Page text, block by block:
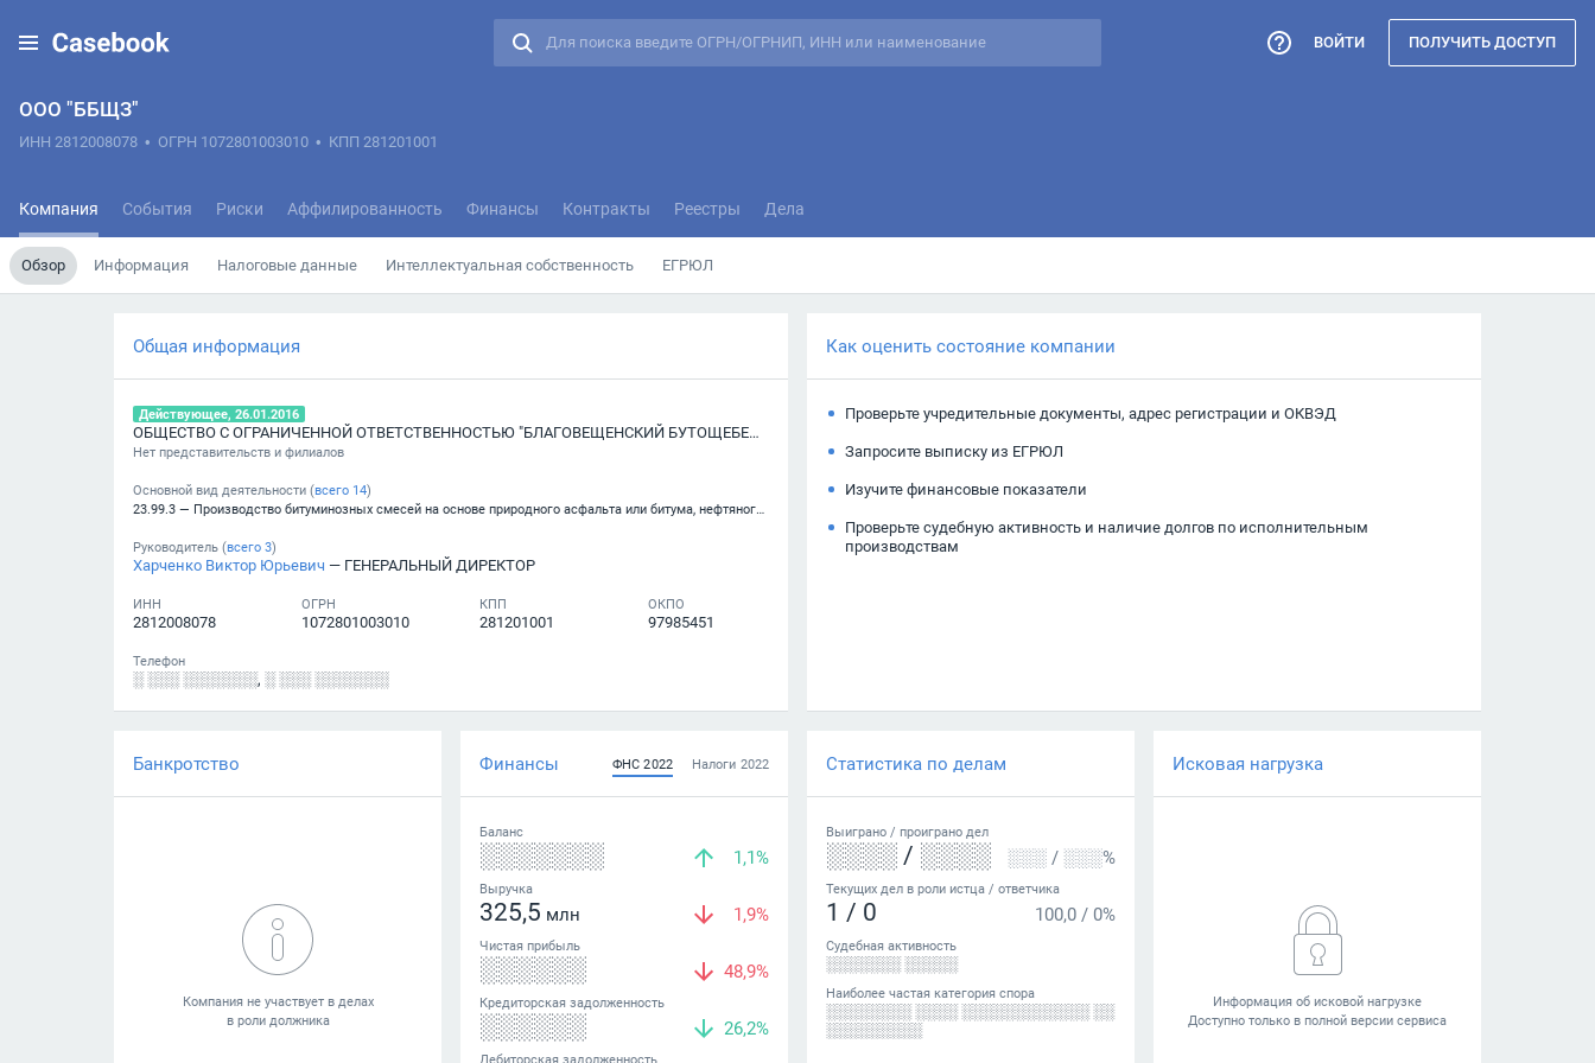
ООО "ББЩЗ"
ИНН 2812008078 • ОГРН 1072801003010 • КПП 281201001
Компания События Риски Аффилированность Финансы Контракты Реестры Дела
Обзор Информация Налоговые данные Интеллектуальная собственность ЕГРЮЛ
ВОЙТИ ПОЛУЧИТЬ ДОСТУП
Общая информация
Действующее, 26.01.2016
ОБЩЕСТВО С ОГРАНИЧЕННОЙ ОТВЕТСТВЕННОСТЬЮ "БЛАГОВЕЩЕНСКИЙ БУТОЩЕБЕНОЧНЫЙ ЗАВОД"
Нет представительств и филиалов
Основной вид деятельности (всего 14)
23.99.3 — Производство битуминозных смесей на основе природного асфальта или битума, нефтяного битума, минеральных смол или их пеков
Руководитель (всего 3)
Харченко Виктор Юрьевич — ГЕНЕРАЛЬНЫЙ ДИРЕКТОР
ИНН
2812008078
ОГРН
1072801003010
КПП
281201001
ОКПО
97985451
Телефон
░ ░░░ ░░░░░░░, ░ ░░░ ░░░░░░░
Как оценить состояние компании
Проверьте учредительные документы, адрес регистрации и ОКВЭД
Запросите выписку из ЕГРЮЛ
Изучите финансовые показатели
Проверьте судебную активность и наличие долгов по исполнительным
производствам
Банкротство Финансы ФНС 2022 Налоги 2022
Баланс
░░░░░░░ 1,1%
Выручка
325,5 млн 1,9%
Чистая прибыль
░░░░░░ 48,9%
Кредиторская задолженность
░░░░░░ 26,2%
Дебиторская задолженность
Статистика по делам
Выиграно / проиграно дел
░░░░ / ░░░░ ░░░ / ░░░%
Текущих дел в роли истца / ответчика
1 / 0 100,0 / 0%
Судебная активность
░░░░░░░ ░░░░░
Наиболее частая категория спора
░░░░░░░░ ░░░░ ░░░░░░░░░░░░ ░░
░░░░░░░░░
Исковая нагрузка